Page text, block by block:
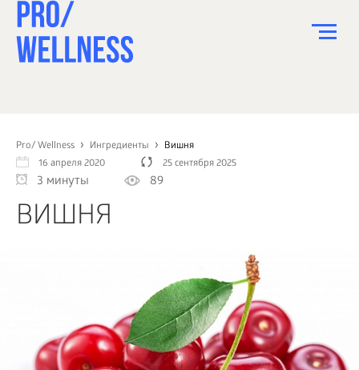
Pro/ Wellness Ингредиенты
Вишня
16 апреля 2020
25 сентября 2025
3 минуты 89
ВИШНЯ
СПОРТ
ЗДОРОВЬЕ
КРАСОТА
КАК?
БИЗНЕС